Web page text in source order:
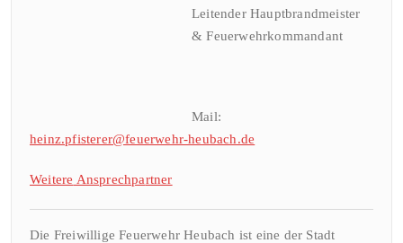
Leitender Hauptbrandmeister
& Feuerwehrkommandant
Mail:
heinz.pfisterer@feuerwehr-heubach.de
Weitere Ansprechpartner
Die Freiwillige Feuerwehr Heubach ist eine der Stadt